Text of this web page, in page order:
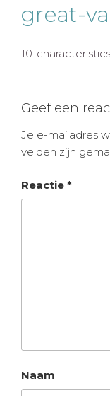
great-
10-
Geef een
Je e-mailadres
velden zijn
Reactie *
Naam